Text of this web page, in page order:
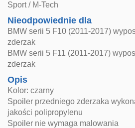
Sport / M-Tech
Nieodpowiednie dla
BMW serii 5 F10 (2011-2017)
zderzak
BMW serii 5 F11 (2011-2017)
zderzak
Opis
Kolor: czarny
Spoiler przedniego zderzaka
jakości polipropylenu
Spoiler nie wymaga malowania